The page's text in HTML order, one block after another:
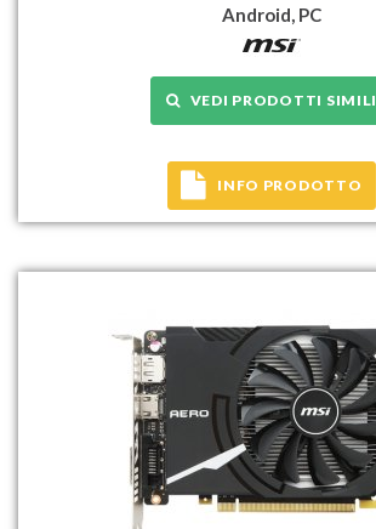
Android, PC
VEDI PRODOTTI SIMILI
INFO PRODOTTO